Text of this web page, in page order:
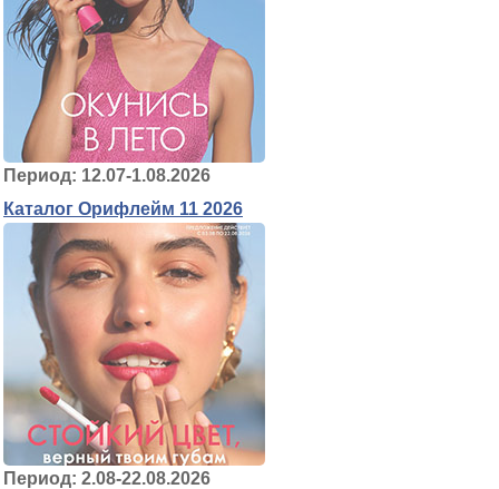
Период: 12.07-1.08.2026
Каталог Орифлейм 11 2026
Период: 2.08-22.08.2026